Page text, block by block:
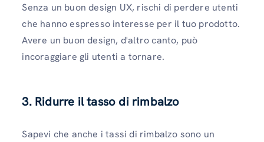
Senza un buon design UX, rischi di perdere utenti
che hanno espresso interesse per il tuo prodotto.
Avere un buon design, d'altro canto, può
incoraggiare gli utenti a tornare.
3. Ridurre il tasso di rimbalzo
Sapevi che anche i tassi di rimbalzo sono un